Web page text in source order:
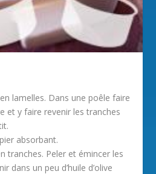
lamelles. Dans une poêle faire
et y faire revenir les tranches
absorbant.
tranches. Peler et émincer les
dans un peu d’huile d’olive